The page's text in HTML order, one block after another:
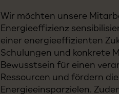
Wir möchten unsere
Energieeffizienz
einer energieeffizienten
Schulungen und konkrete
Bewusstsein für einen
Ressourcen und fördern
Energieeinsparzielen.